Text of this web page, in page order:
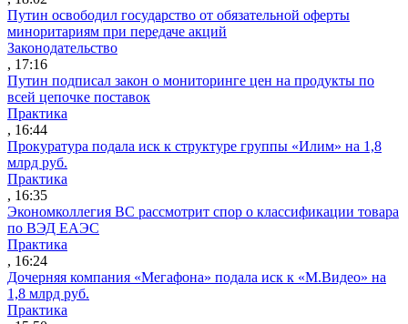
Путин освободил государство от обязательной оферты
миноритариям при передаче акций
Законодательство
, 17:16
Путин подписал закон о мониторинге цен на продукты по
всей цепочке поставок
Практика
, 16:44
Прокуратура подала иск к структуре группы «Илим» на 1,8
млрд руб.
Практика
, 16:35
Экономколлегия ВС рассмотрит спор о классификации товара
по ВЭД ЕАЭС
Практика
, 16:24
Дочерняя компания «Мегафона» подала иск к «М.Видео» на
1,8 млрд руб.
Практика